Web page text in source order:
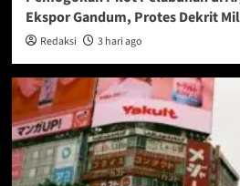
Ekspor Gandum, Protes Dekrit
Redaksi 3 hari ago